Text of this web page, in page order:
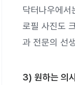
닥터나우에
로필 사진도
과 전문의 선
3) 원하는 의